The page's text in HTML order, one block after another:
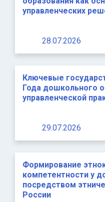
управленческих
28.07.2026
Ключевые
Года дошкольного
управленческой
29.07.2026
Формирование
компетентности у
посредством
России